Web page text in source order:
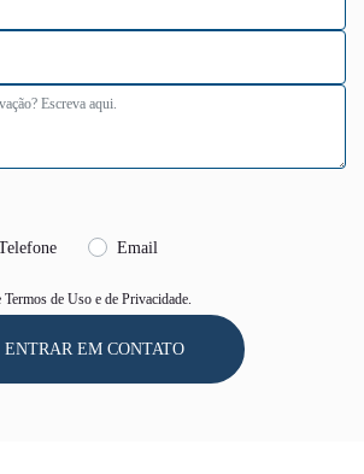
Email
de Uso e de Privacidade.
ENTRAR EM CONTATO